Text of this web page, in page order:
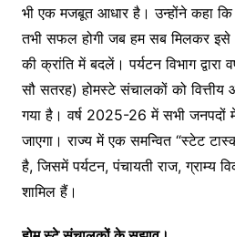
भी एक मजबूत आधार है। उन्होंने कहा कि
तभी सफल होगी जब हम सब मिलकर इसे
की क्रांति में बदलें। पर्यटन विभाग
सौ सतरह) होमस्टे संचालकों को वित्तीय
गया है। वर्ष 2025-26 में सभी जनपदों
जाएगा। राज्य में एक समन्वित “स्टेट
है, जिसमें पर्यटन, पंचायती राज, ग्राम्य
शामिल हैं।